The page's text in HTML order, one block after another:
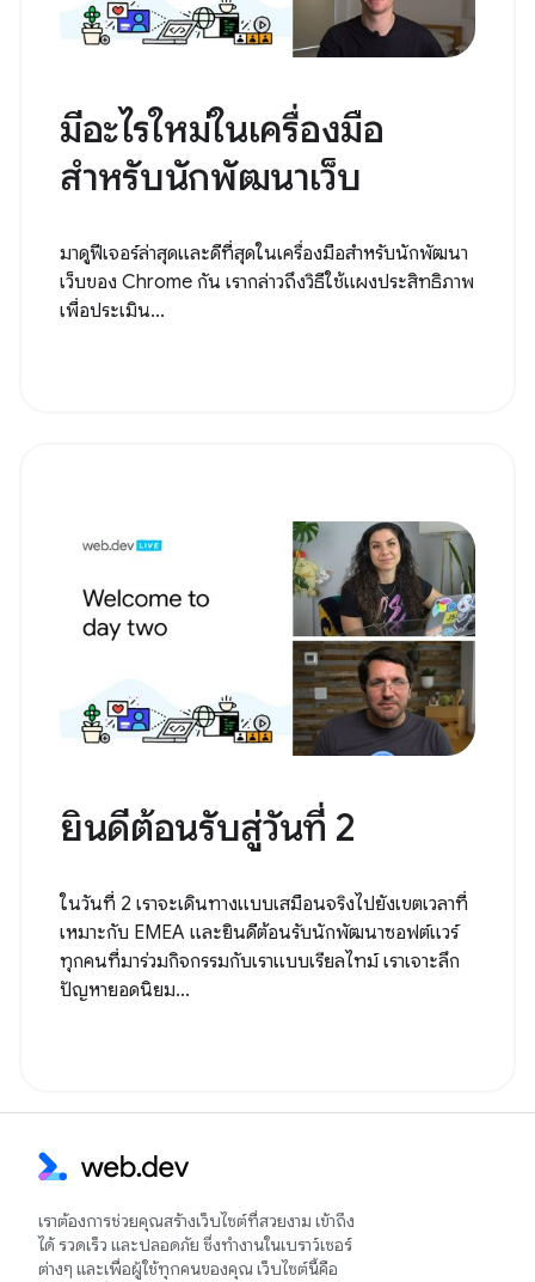
มีอะไรใหม่ในเครื่องมือ
สำหรับนักพัฒนาเว็บ
มาดูฟีเจอร์ล่าสุดและดีที่สุดในเครื่องมือสำหรับนักพัฒนา
เว็บของ Chrome กัน เรากล่าวถึงวิธีใช้แผงประสิทธิภาพ
เพื่อประเมิน...
ยินดีต้อนรับสู่วันที่ 2
ในวันที่ 2 เราจะเดินทางแบบเสมือนจริงไปยังเขตเวลาที่
เหมาะกับ EMEA และยินดีต้อนรับนักพัฒนาซอฟต์แวร์
ทุกคนที่มาร่วมกิจกรรมกับเราแบบเรียลไทม์ เราเจาะลึก
ปัญหายอดนิยม...
เราต้องการช่วยคุณสร้างเว็บไซต์ที่สวยงาม เข้าถึง
ได้ รวดเร็ว และปลอดภัย ซึ่งทำงานในเบราว์เซอร์
ต่างๆ และเพื่อผู้ใช้ทุกคนของคุณ เว็บไซต์นี้คือ